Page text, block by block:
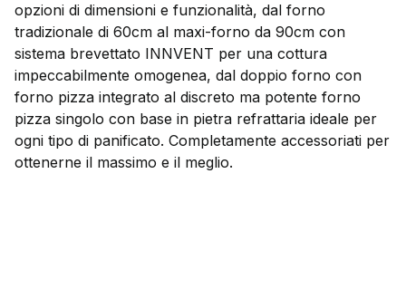
opzioni di dimensioni e funzionalità, dal forno
tradizionale di 60cm al maxi-forno da 90cm con
sistema brevettato INNVENT per una cottura
impeccabilmente omogenea, dal doppio forno con
forno pizza integrato al discreto ma potente forno
pizza singolo con base in pietra refrattaria ideale per
ogni tipo di panificato. Completamente accessoriati per
ottenerne il massimo e il meglio.